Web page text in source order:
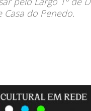
do Penedo.